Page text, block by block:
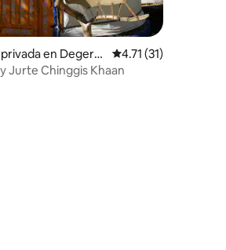
de 5, 55 reseñas
en Degers
Calificación
4.71 (31)
Jurte Chinggis Khaan